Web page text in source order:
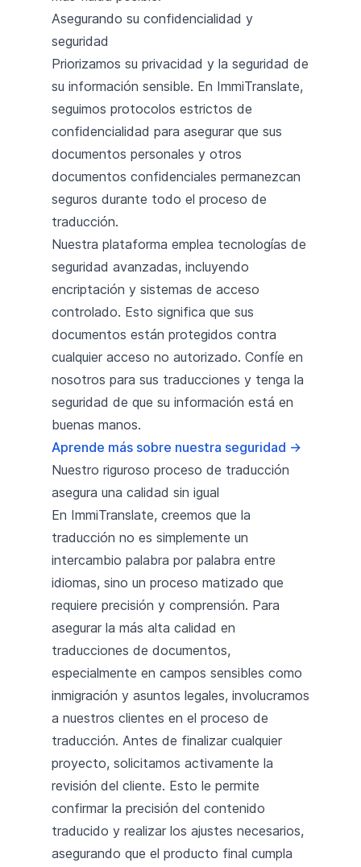
Asegurando su confidencialidad y
seguridad
Priorizamos su privacidad y la seguridad de
su información sensible. En ImmiTranslate,
seguimos protocolos estrictos de
confidencialidad para asegurar que sus
documentos personales y otros
documentos confidenciales permanezcan
seguros durante todo el proceso de
traducción.
Nuestra plataforma emplea tecnologías de
seguridad avanzadas, incluyendo
encriptación y sistemas de acceso
controlado. Esto significa que sus
documentos están protegidos contra
cualquier acceso no autorizado. Confíe en
nosotros para sus traducciones y tenga la
seguridad de que su información está en
buenas manos.
Aprende más sobre nuestra seguridad →
Nuestro riguroso proceso de traducción
asegura una calidad sin igual
En ImmiTranslate, creemos que la
traducción no es simplemente un
intercambio palabra por palabra entre
idiomas, sino un proceso matizado que
requiere precisión y comprensión. Para
asegurar la más alta calidad en
traducciones de documentos,
especialmente en campos sensibles como
inmigración y asuntos legales, involucramos
a nuestros clientes en el proceso de
traducción. Antes de finalizar cualquier
proyecto, solicitamos activamente la
revisión del cliente. Esto le permite
confirmar la precisión del contenido
traducido y realizar los ajustes necesarios,
asegurando que el producto final cumpla